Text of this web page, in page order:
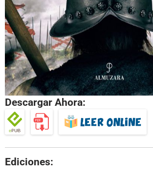
Descargar Ahora:
Ediciones: